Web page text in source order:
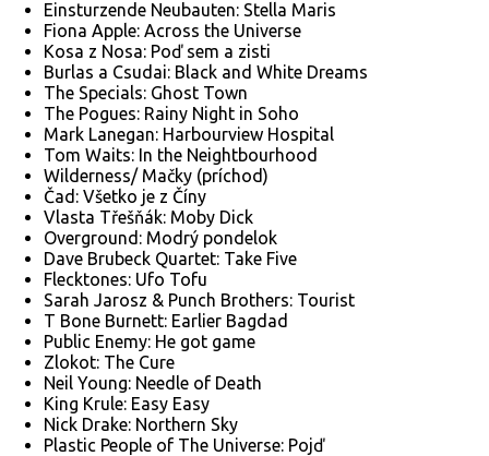
Einsturzende Neubauten: Stella Maris
Fiona Apple: Across the Universe
Kosa z Nosa: Poď sem a zisti
Burlas a Csudai: Black and White Dreams
The Specials: Ghost Town
The Pogues: Rainy Night in Soho
Mark Lanegan: Harbourview Hospital
Tom Waits: In the Neightbourhood
Wilderness/ Mačky (príchod)
Čad: Všetko je z Číny
Vlasta Třešňák: Moby Dick
Overground: Modrý pondelok
Dave Brubeck Quartet: Take Five
Flecktones: Ufo Tofu
Sarah Jarosz & Punch Brothers: Tourist
T Bone Burnett: Earlier Bagdad
Public Enemy: He got game
Zlokot: The Cure
Neil Young: Needle of Death
King Krule: Easy Easy
Nick Drake: Northern Sky
Plastic People of The Universe: Pojď